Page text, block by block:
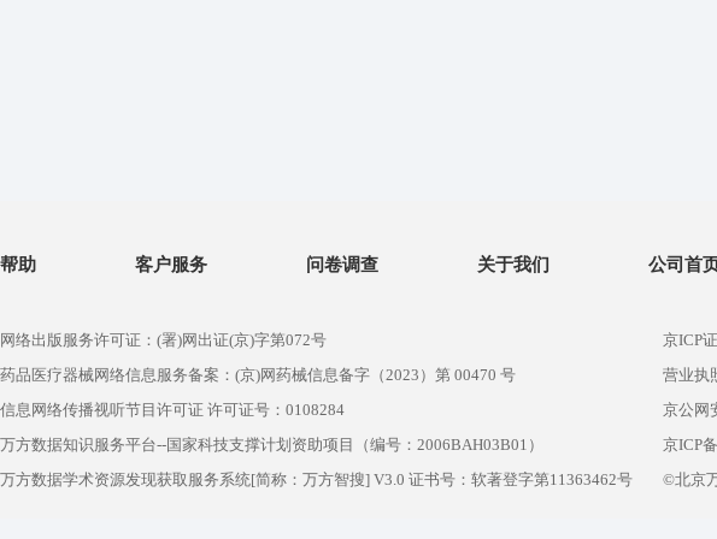
帮助 客户服务 问卷调查 关于我们 公司首
网络出版服务许可证：(署)网出证(京)字第072号
药品医疗器械网络信息服务备案：(京)网药械信息备字（2023）第 00470 号
信息网络传播视听节目许可证 许可证号：0108284
万方数据知识服务平台--国家科技支撑计划资助项目（编号：2006BAH03B01）
万方数据学术资源发现获取服务系统[简称：万方智搜] V3.0 证书号：软著登字第11363462号
京ICP
营业执
京公网
京ICP
©北京